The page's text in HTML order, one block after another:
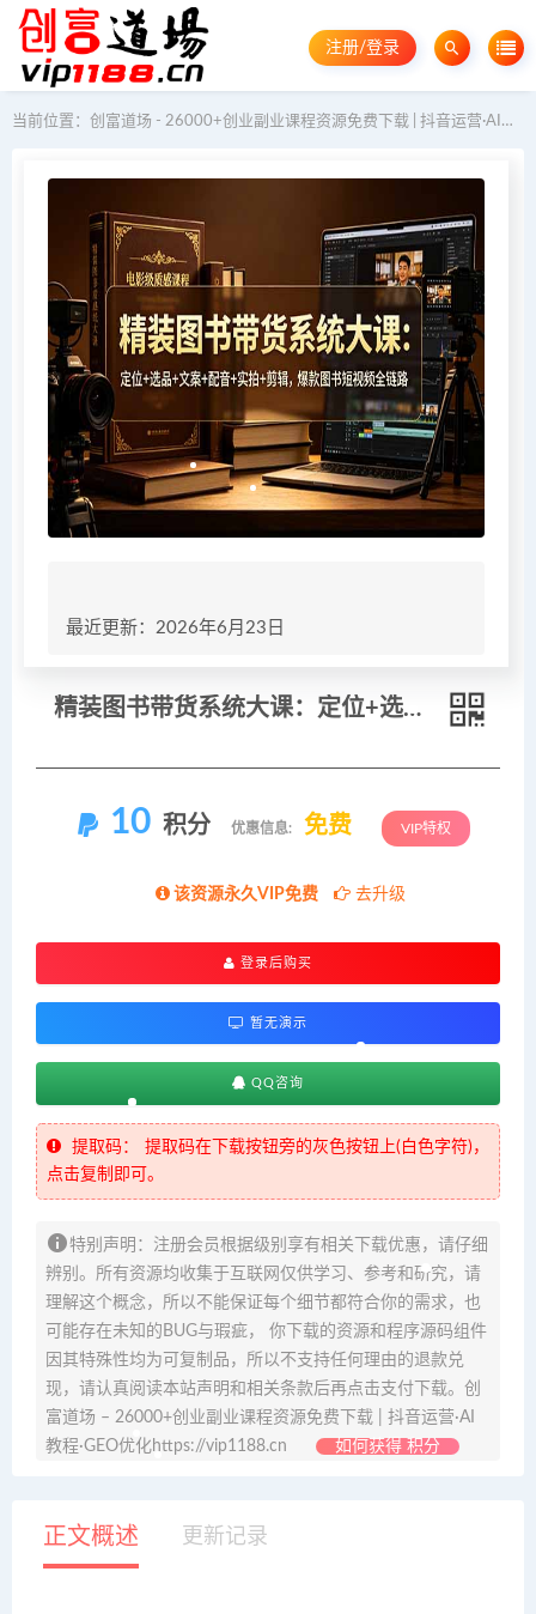
注册/登录
当前位置： 创富道场 - 26000+创业副业课程资源免费下载 | 抖音运营·AI教程·GEO优化
最近更新：2026年6月23日
精装图书带货系统大课：定位+选品+文案+配音+实拍+剪辑，爆款图书短视频全链路
10 积分 优惠信息: 免费 VIP特权
该资源永久VIP免费 去升级
登录后购买
暂无演示
QQ咨询
提取码：
提取码在下载按钮旁的灰色按钮上(白色字符)，
点击复制即可。
特别声明：注册会员根据级别享有相关下载优惠，请仔细
辨别。所有资源均收集于互联网仅供学习、参考和研究，请
理解这个概念，所以不能保证每个细节都符合你的需求，也
可能存在未知的BUG与瑕疵， 你下载的资源和程序源码组件
因其特殊性均为可复制品，所以不支持任何理由的退款兑
现，请认真阅读本站声明和相关条款后再点击支付下载。创
富道场 – 26000+创业副业课程资源免费下载 | 抖音运营·AI
教程·GEO优化https://vip1188.cn
如何获得 积分
正文概述 更新记录